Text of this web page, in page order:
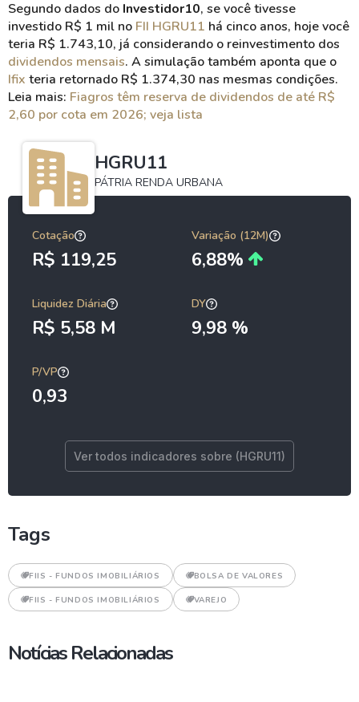
Segundo dados do Investidor10, se você tivesse
investido R$ 1 mil no FII HGRU11 há cinco anos, hoje você
teria R$ 1.743,10, já considerando o reinvestimento dos
dividendos mensais. A simulação também aponta que o
Ifix teria retornado R$ 1.374,30 nas mesmas condições.
Leia mais: Fiagros têm reserva de dividendos de até R$
2,60 por cota em 2026; veja lista
HGRU11
PÁTRIA RENDA URBANA
Cotação
R$ 119,25
Variação (12M)
6,88%
Liquidez Diária
R$ 5,58 M
DY
9,98 %
P/VP
0,93
Ver todos indicadores sobre (HGRU11)
Tags
FIIS - FUNDOS IMOBILIÁRIOS BOLSA DE VALORES
FIIS - FUNDOS IMOBILIÁRIOS VAREJO
Notícias Relacionadas